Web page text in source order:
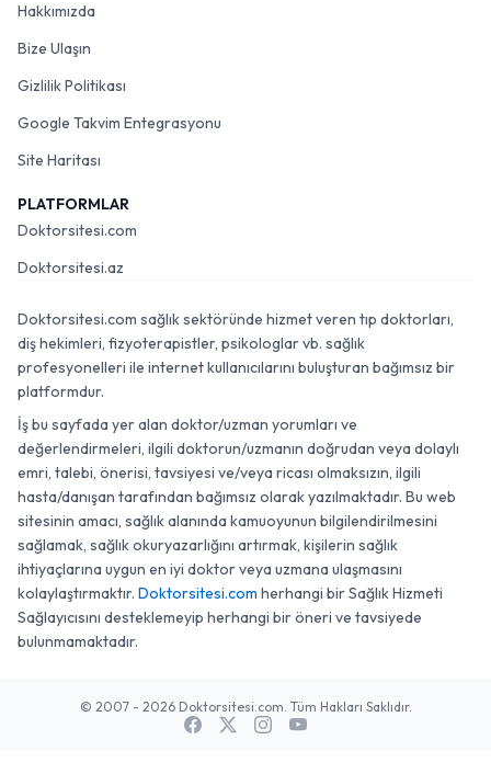
Hakkımızda
Bize Ulaşın
Gizlilik Politikası
Google Takvim Entegrasyonu
Site Haritası
PLATFORMLAR
Doktorsitesi.com
Doktorsitesi.az
Doktorsitesi.com sağlık sektöründe hizmet veren tıp doktorları,
diş hekimleri, fizyoterapistler, psikologlar vb. sağlık
profesyonelleri ile internet kullanıcılarını buluşturan bağımsız bir
platformdur.
İş bu sayfada yer alan doktor/uzman yorumları ve
değerlendirmeleri, ilgili doktorun/uzmanın doğrudan veya dolaylı
emri, talebi, önerisi, tavsiyesi ve/veya ricası olmaksızın, ilgili
hasta/danışan tarafından bağımsız olarak yazılmaktadır. Bu web
sitesinin amacı, sağlık alanında kamuoyunun bilgilendirilmesini
sağlamak, sağlık okuryazarlığını artırmak, kişilerin sağlık
ihtiyaçlarına uygun en iyi doktor veya uzmana ulaşmasını
kolaylaştırmaktır. Doktorsitesi.com herhangi bir Sağlık Hizmeti
Sağlayıcısını desteklemeyip herhangi bir öneri ve tavsiyede
bulunmamaktadır.
© 2007 - 2026 Doktorsitesi.com. Tüm Hakları Saklıdır.